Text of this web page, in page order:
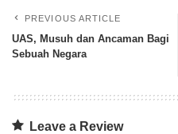
PREVIOUS ARTICLE
UAS, Musuh dan Ancaman Bagi
Sebuah Negara
Leave a Review